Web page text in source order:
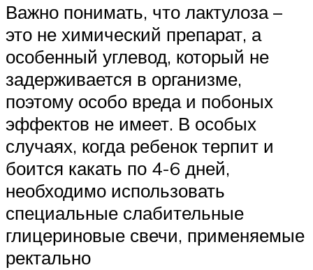
Важно понимать, что лактулоза –
это не химический препарат, а
особенный углевод, который не
задерживается в организме,
поэтому особо вреда и побоных
эффектов не имеет. В особых
случаях, когда ребенок терпит и
боится какать по 4-6 дней,
необходимо использовать
специальные слабительные
глицериновые свечи, применяемые
ректально